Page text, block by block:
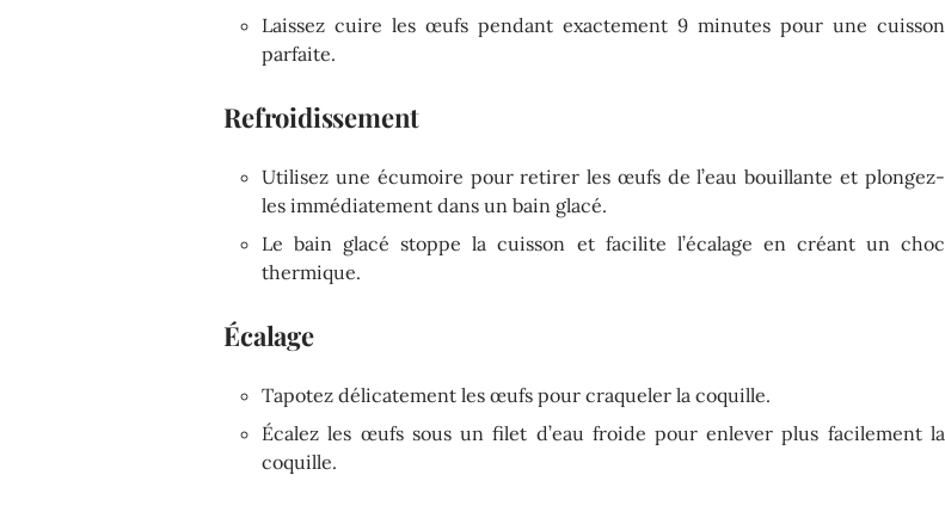
Laissez cuire les œufs pendant exactement 9 minutes pour une cuisson
parfaite.
Refroidissement
Utilisez une écumoire pour retirer les œufs de l’eau bouillante et plongez-
les immédiatement dans un bain glacé.
Le bain glacé stoppe la cuisson et facilite l’écalage en créant un choc
thermique.
Écalage
Tapotez délicatement les œufs pour craqueler la coquille.
Écalez les œufs sous un filet d’eau froide pour enlever plus facilement la
coquille.